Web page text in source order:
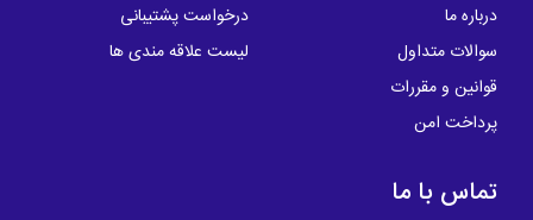
درباره ما
سوالات متداول
قوانین و مقررات
پرداخت امن
درخواست پشتیبانی
لیست علاقه مندی ها
تماس با ما